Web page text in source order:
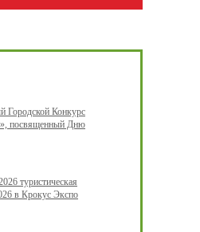
Городской Конкурс
посвященный Дню
туристическая
в Крокус Экспо